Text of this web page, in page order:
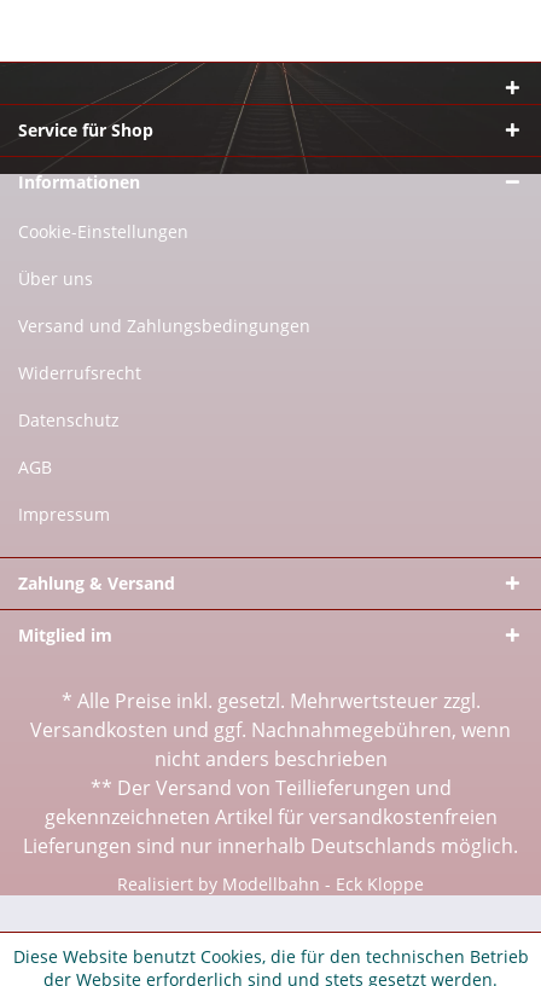
Service für Shop
Informationen
Cookie-Einstellungen
Über uns
Versand und Zahlungsbedingungen
Widerrufsrecht
Datenschutz
AGB
Impressum
Zahlung & Versand
Mitglied im
* Alle Preise inkl. gesetzl. Mehrwertsteuer zzgl.
Versandkosten und ggf. Nachnahmegebühren, wenn
nicht anders beschrieben
** Der Versand von Teillieferungen und
gekennzeichneten Artikel für versandkostenfreien
Lieferungen sind nur innerhalb Deutschlands möglich.
Realisiert by Modellbahn - Eck Kloppe
Diese Website benutzt Cookies, die für den technischen Betrieb
der Website erforderlich sind und stets gesetzt werden.